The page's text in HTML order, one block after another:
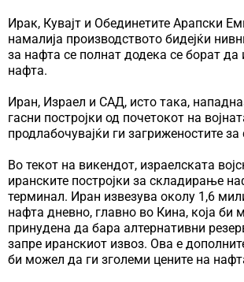
Ирак, Кувајт и Обединетите Арапски
намалија производството бидејќи
за нафта се полнат додека се борат да
нафта.
Иран, Израел и САД, исто така,
гасни постројки од почетокот на
продлабочувајќи ги загриженостите
Во текот на викендот, израелската
иранските постројки за складирање
терминал. Иран извезува околу 1,6
нафта дневно, главно во Кина, која би
принудена да бара алтернативни
запре иранскиот извоз. Ова е
би можел да ги зголеми цените на